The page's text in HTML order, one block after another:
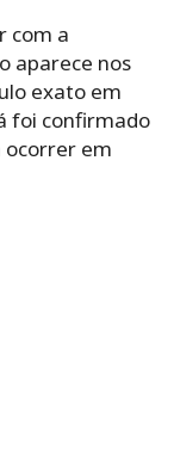
com a
aparece nos
exato em
foi confirmado
ocorrer em